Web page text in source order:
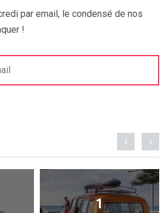
par email, le condensé de nos
!
1